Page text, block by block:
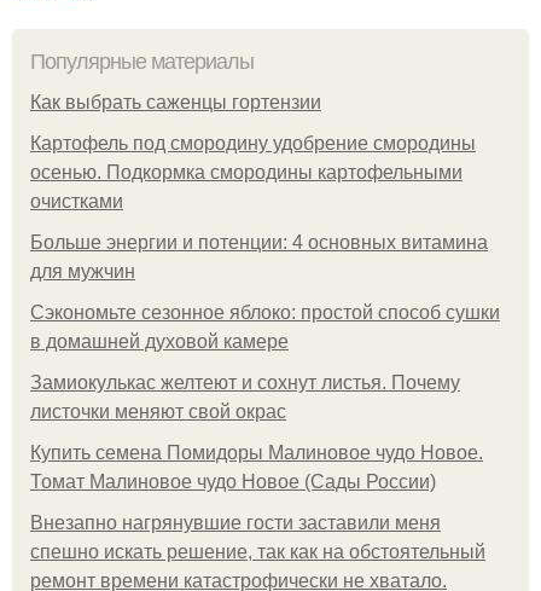
Популярные материалы
Как выбрать саженцы гортензии
Картофель под смородину удобрение смородины
осенью. Подкормка смородины картофельными
очистками
Больше энергии и потенции: 4 основных витамина
для мужчин
Сэкономьте сезонное яблоко: простой способ сушки
в домашней духовой камере
Замиокулькас желтеют и сохнут листья. Почему
листочки меняют свой окрас
Купить семена Помидоры Малиновое чудо Новое.
Томат Малиновое чудо Новое (Сады России)
Внезапно нагрянувшие гости заставили меня
спешно искать решение, так как на обстоятельный
ремонт времени катастрофически не хватало.